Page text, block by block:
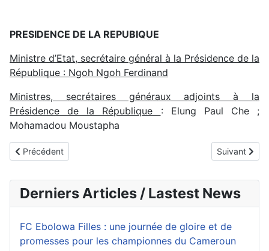
PRESIDENCE DE LA REPUBIQUE
Ministre d’Etat, secrétaire général à la Présidence de la
République : Ngoh Ngoh Ferdinand
Ministres, secrétaires généraux adjoints à la
Présidence de la République : Elung Paul Che ;
Mohamadou Moustapha
Article précédent : Discours de S.E. Paul BIYA en réponse aux
Précédent Article
Suivant
Derniers Articles / Lastest News
FC Ebolowa Filles : une journée de gloire et de
promesses pour les championnes du Cameroun